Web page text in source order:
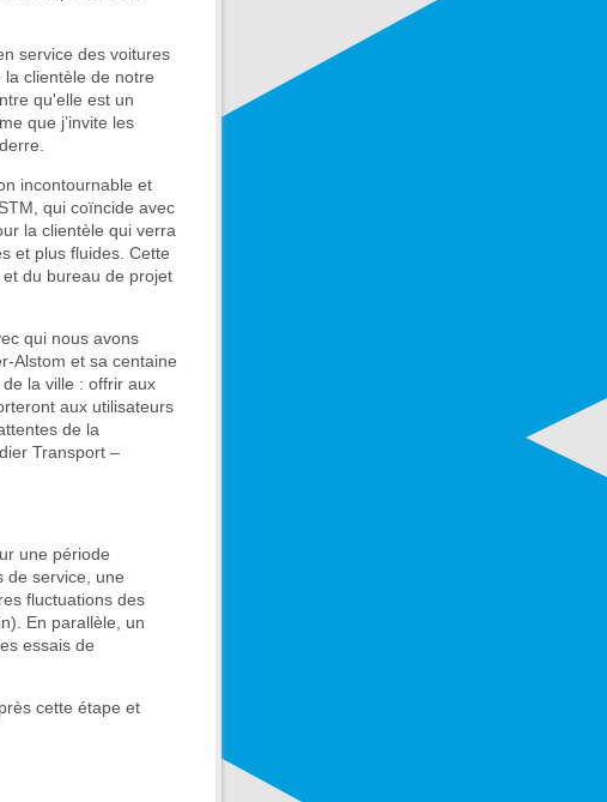
service des voitures
clientèle de notre
qu'elle est un
que j’invite les
incontournable et
qui coïncide avec
la clientèle qui verra
et plus fluides. Cette
du bureau de projet
qui nous avons
Alstom et sa centaine
la ville : offrir aux
aux utilisateurs
de la
Transport –
une période
de service, une
fluctuations des
En parallèle, un
essais de
cette étape et